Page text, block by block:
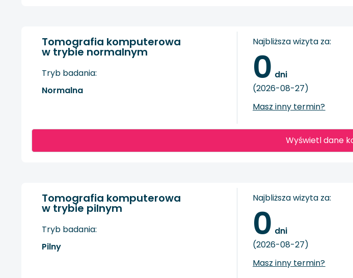
Wyświetl dane
Tomografia komputerowa
w trybie normalnym
Tryb badania:
Normalna
Najbliższa wizyta za:
0 dni
(2026-08-27)
Masz inny termin?
Tomografia komputerowa
w trybie pilnym
Tryb badania:
Pilny
Najbliższa wizyta za:
0 dni
(2026-08-27)
Masz inny termin?